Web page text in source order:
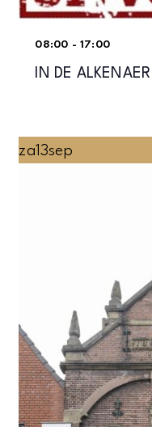
IN DE
08:00 - 17:00
za13sep